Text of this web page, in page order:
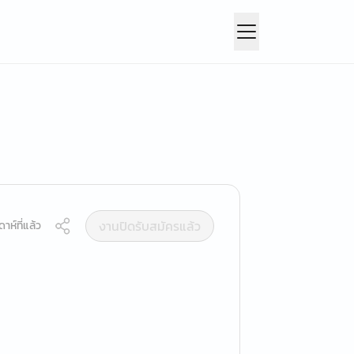
าห์ที่แล้ว งานปิดรับสมัครแล้ว